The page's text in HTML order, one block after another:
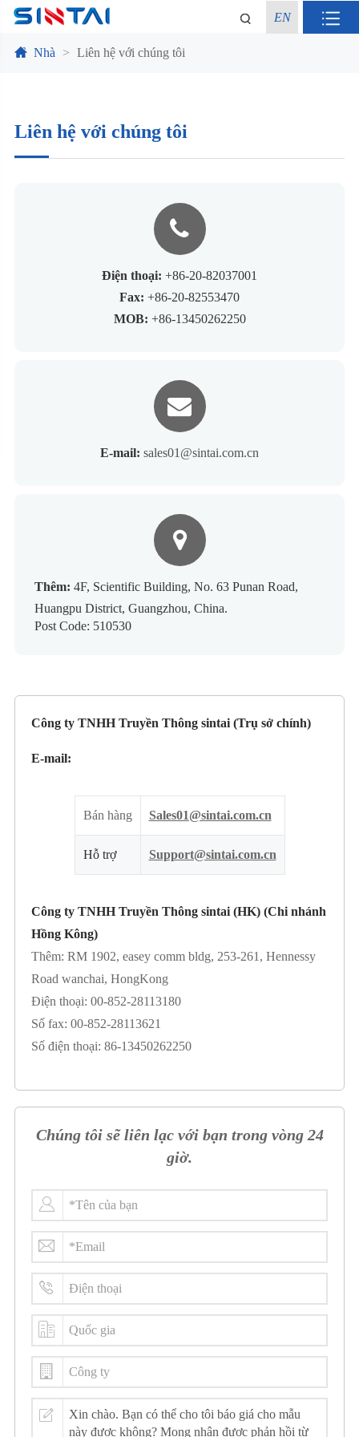
EN
Nhà Liên hệ với chúng tôi
Liên hệ với chúng tôi
Điện thoại: +86-20-82037001
Fax: +86-20-82553470
MOB: +86-13450262250
E-mail: sales01@sintai.com.cn
Thêm: 4F, Scientific Building, No. 63 Punan Road,
Huangpu District, Guangzhou, China.
Post Code: 510530
Công ty TNHH Truyền Thông sintai (Trụ sở chính)
E-mail:
Bán hàng Sales01@sintai.com.cn
Hỗ trợ Support@sintai.com.cn
Công ty TNHH Truyền Thông sintai (HK) (Chi nhánh
Hồng Kông)
Thêm: RM 1902, easey comm bldg, 253-261, Hennessy
Road wanchai, HongKong
Điện thoại: 00-852-28113180
Số fax: 00-852-28113621
Số điện thoại: 86-13450262250
Chúng tôi sẽ liên lạc với bạn trong vòng 24
giờ.